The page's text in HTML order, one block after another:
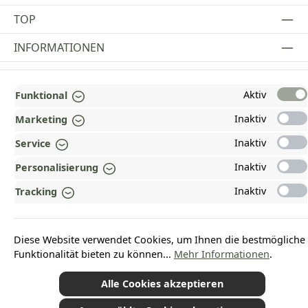
TOP
Vertrag widerrufen
INFORMATIONEN
ZAHLUNGS- UND VERSANDARTEN
WARUM HEAD-SHOP.DE?
UNSERE COMMUNITIES
*Alle Preise inkl. gesetzl. Mehrwertsteuer zzgl.Versandkostenund ggf.
Funktional
Aktiv
Marketing
Inaktiv
Service
Inaktiv
Personalisierung
Inaktiv
Tracking
Inaktiv
Diese Website verwendet Cookies, um Ihnen die bestmögliche
Funktionalität bieten zu können... Mehr Informationen.
Alle Cookies akzeptieren